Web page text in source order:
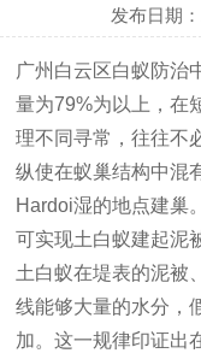
发布日期
广州白云区白蚁防治
量为79%为以上，在
理不同寻常，往往不
纵使在蚁巢结构中混
Hardoi湿的地点建巢。
可实现土白蚁建起泥
土白蚁在堤表的泥被
线能够大量的水分，
加。这一规律印证出